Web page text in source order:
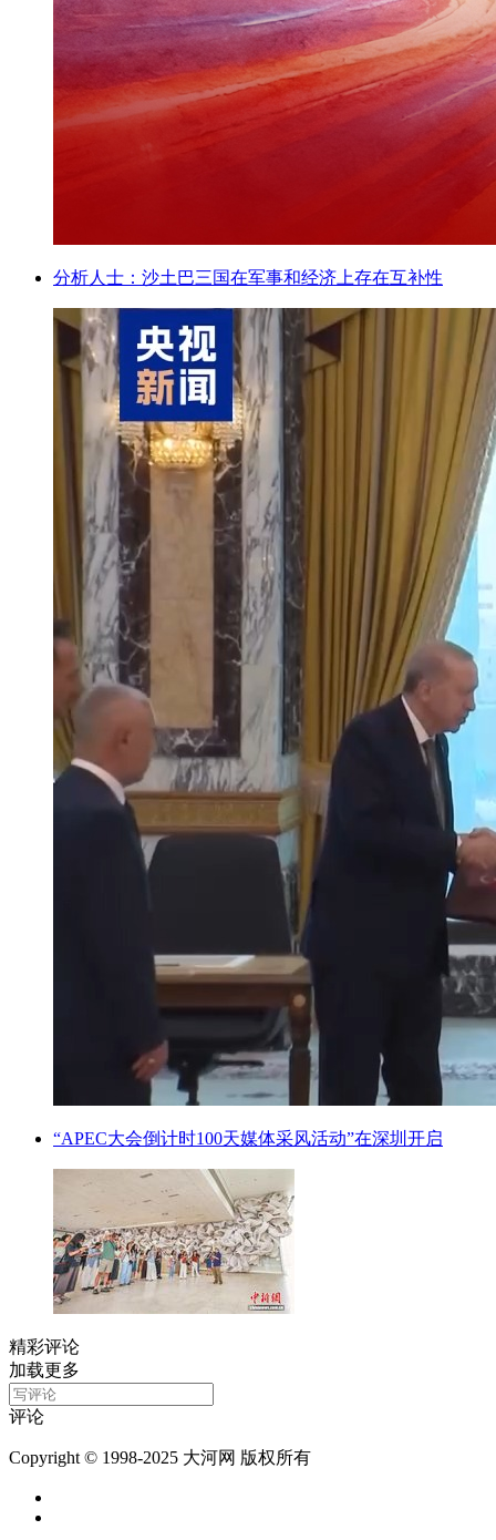
分析人士：沙土巴三国在军事和经济上存在互补性
“APEC大会倒计时100天媒体采风活动”在深圳开启
精彩评论
加载更多
评论
Copyright © 1998-2025 大河网 版权所有